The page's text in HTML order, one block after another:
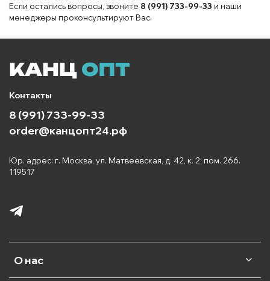
Если остались вопросы, звоните 8 (991) 733-99-33 и наши
менеджеры проконсультируют Вас.
О нас
Контакты
8 (991) 733-99-33
order@канцопт24.рф
Юр. адрес: г. Москва, ул. Матвеевская, д. 42, к. 2, пом. 266.
119517